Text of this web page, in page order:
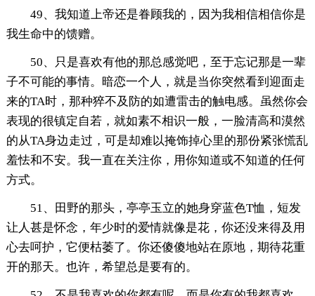
49、我知道上帝还是眷顾我的，因为我相信相信你是
我生命中的馈赠。
50、只是喜欢有他的那总感觉吧，至于忘记那是一辈
子不可能的事情。暗恋一个人，就是当你突然看到迎面走
来的TA时，那种猝不及防的如遭雷击的触电感。虽然你会
表现的很镇定自若，就如素不相识一般，一脸清高和漠然
的从TA身边走过，可是却难以掩饰掉心里的那份紧张慌乱
羞怯和不安。我一直在关注你，用你知道或不知道的任何
方式。
51、田野的那头，亭亭玉立的她身穿蓝色T恤，短发
让人甚是怀念，年少时的爱情就像是花，你还没来得及用
心去呵护，它便枯萎了。你还傻傻地站在原地，期待花重
开的那天。也许，希望总是要有的。